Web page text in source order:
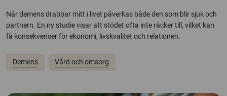
När demens drabbar mitt i livet påverkas både den som blir sjuk och
partnern. En ny studie visar att stödet ofta inte räcker till, vilket kan
få konsekvenser för ekonomi, livskvalitet och relationen.
Demens Vård och omsorg